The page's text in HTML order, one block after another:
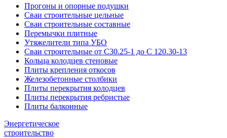
Прогоны и опорные подушки
Сваи строительные цельные
Сваи строительные составные
Перемычки плитные
Утяжелители типа УБО
Сваи строительные от С30.25-1 до С 120.30-13
Кольца колодцев стеновые
Плиты крепления откосов
Железобетонные столбики
Плиты перекрытия колодцев
Плиты перекрытия ребристые
Плиты балконные
Энергетическое
строительство